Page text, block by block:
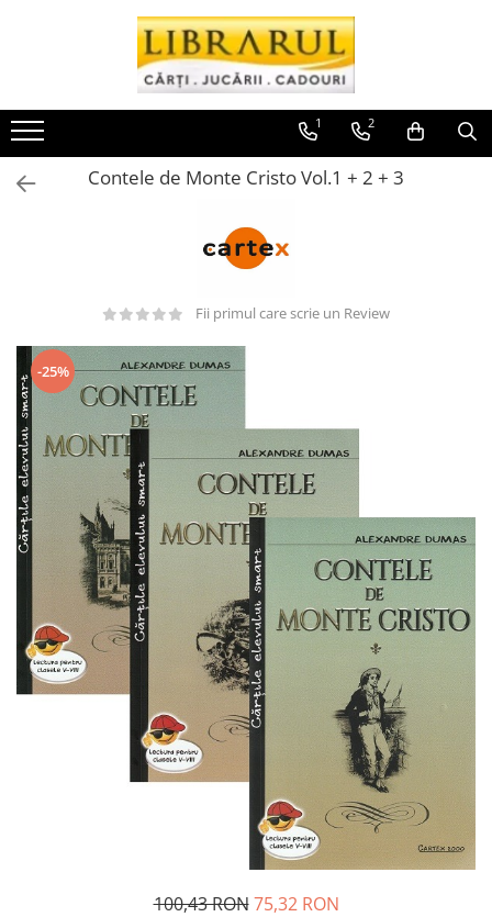
Toate Produsele
CARTI
Arta, arhitectura si fotografie
Arhitectura
Memorii si jurnale
Teorie si critica literara
Business, economie, finante
Economie
Finante si investitii
Management si leadership
Pedagogie
Resurse umane
Vanzari si marketing
Carte scolara
Atlase, dictionare si enciclopedii
Carte prescolara
Dictionare de limba romana
Ghiduri de conversatie
1 2
Contele de Monte Cristo Vol.1 + 2 + 3
Fii primul care scrie un Review
-25%
100,43 RON 75,32 RON